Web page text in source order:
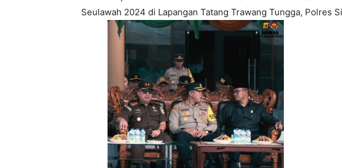
Seulawah 2024 di Lapangan Tatang Trawang Tungga, Polres